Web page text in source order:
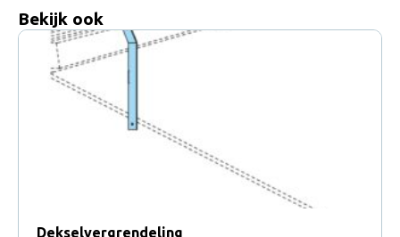
Bekijk ook
Dekselvergrendeling